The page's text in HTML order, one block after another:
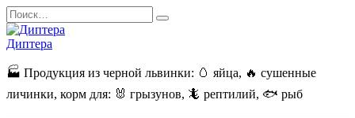
Перейти
к
содержанию
Search
for:
Диптера
🏭️ Продукция из черной львинки: 🥚 яйца, 🔥 сушенные
личинки, корм для: 🐰 грызунов, 🦎 рептилий, 🐟 рыб